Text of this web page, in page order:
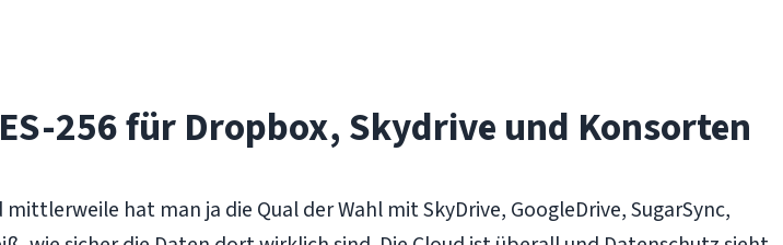
256 für Dropbox, Skydrive und Konsorten
hat man ja die Qual der Wahl mit SkyDrive, GoogleDrive, SugarSync,